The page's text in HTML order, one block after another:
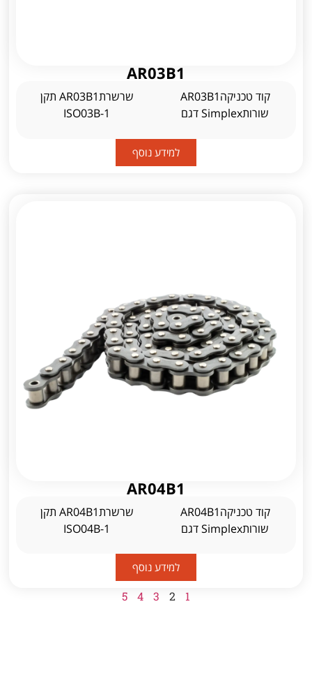
AR03B1
קוד טכניקהAR03B1
שורותSimplex דגם
שרשרתAR03B1 תקן
ISO03B-1
למידע נוסף
AR04B1
קוד טכניקהAR04B1
שורותSimplex דגם
שרשרתAR04B1 תקן
ISO04B-1
למידע נוסף
1
2
3
4
5